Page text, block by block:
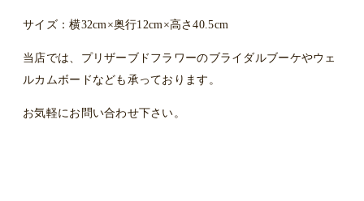
サイズ：横32cm×奥行12cm×高さ40.5cm
当店では、プリザーブドフラワーのブライダルブーケやウェ
ルカムボードなども承っております。
お気軽にお問い合わせ下さい。